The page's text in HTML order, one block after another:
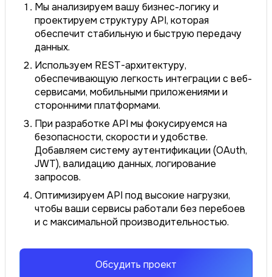
Мы анализируем вашу бизнес-логику и
проектируем структуру API, которая
обеспечит стабильную и быструю передачу
данных.
Используем REST-архитектуру,
обеспечивающую легкость интеграции с веб-
сервисами, мобильными приложениями и
сторонними платформами.
При разработке API мы фокусируемся на
безопасности, скорости и удобстве.
Добавляем систему аутентификации (OAuth,
JWT), валидацию данных, логирование
запросов.
Оптимизируем API под высокие нагрузки,
чтобы ваши сервисы работали без перебоев
и с максимальной производительностью.
Обсудить проект